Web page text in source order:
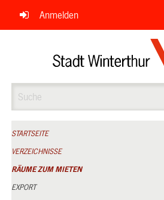
Navigation
überspringen
Anmelden
STARTSEITE
VERZEICHNISSE
RÄUME ZUM MIETEN
EXPORT